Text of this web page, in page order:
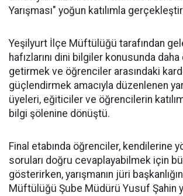
Yarışması" yoğun katılımla
Yeşilyurt İlçe Müftülüğü tarafından
hafızlarını dini bilgiler konusunda daha
getirmek ve öğrenciler arasındaki
güçlendirmek amacıyla düzenlenen
üyeleri, eğiticiler ve öğrencilerin
bilgi şölenine dönüştü.
Final etabında öğrenciler, kendilerine
soruları doğru cevaplayabilmek için
gösterirken, yarışmanın jüri
Müftülüğü Şube Müdürü Yusuf Şahin